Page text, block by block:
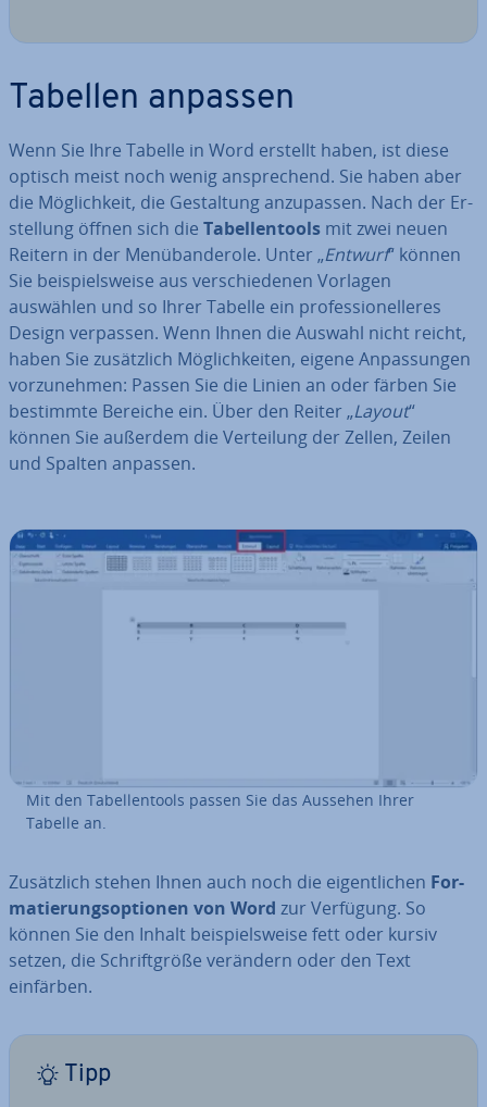
Tabellen anpassen
Wenn Sie Ihre Tabelle in Word erstellt haben, ist diese
optisch meist noch wenig an­spre­chend. Sie haben aber
die Mög­lich­keit, die Ge­stal­tung an­zu­pas­sen. Nach der Er­
stel­lung öffnen sich die Ta­bel­len­tools mit zwei neuen
Reitern in der Me­nü­ban­de­ro­le. Unter „Entwurf“ können
Sie bei­spiels­wei­se aus ver­schie­de­nen Vorlagen
auswählen und so Ihrer Tabelle ein pro­fes­sio­nel­le­res
Design verpassen. Wenn Ihnen die Auswahl nicht reicht,
haben Sie zu­sätz­lich Mög­lich­kei­ten, eigene An­pas­sun­gen
vor­zu­neh­men: Passen Sie die Linien an oder färben Sie
bestimmte Bereiche ein. Über den Reiter „Layout“
können Sie außerdem die Ver­tei­lung der Zellen, Zeilen
und Spalten anpassen.
Mit den Ta­bel­len­tools passen Sie das Aussehen Ihrer
Tabelle an.
Zu­sätz­lich stehen Ihnen auch noch die ei­gent­li­chen For­
ma­tie­rungs­op­tio­nen von Word zur Verfügung. So
können Sie den Inhalt bei­spiels­wei­se fett oder kursiv
setzen, die Schrift­grö­ße verändern oder den Text
einfärben.
Tipp